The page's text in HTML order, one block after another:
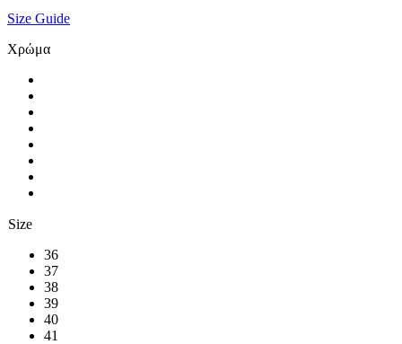
Size Guide
Χρώμα
Size
36
37
38
39
40
41